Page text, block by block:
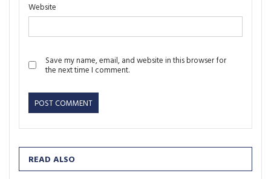
Website
Save my name, email, and website in this browser for
the next time I comment.
READ ALSO